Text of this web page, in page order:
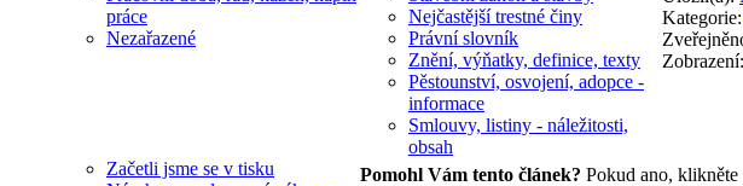
práce
Nezařazené
Nejčastější trestné činy
Právní slovník
Znění, výňatky, definice, texty
Pěstounství, osvojení, adopce -
informace
Smlouvy, listiny - náležitosti,
obsah
Začetli jsme se v tisku
Kategorie:
Pomohl Vám tento článek? Pokud ano,